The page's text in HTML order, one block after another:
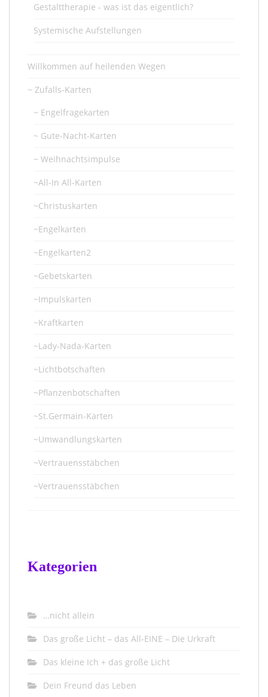
Gestalttherapie - was ist das eigentlich?
Systemische Aufstellungen
Willkommen auf heilenden Wegen
~ Zufalls-Karten
~ Engelfragekarten
~ Gute-Nacht-Karten
~ Weihnachtsimpulse
~All-In All-Karten
~Christuskarten
~Engelkarten
~Engelkarten2
~Gebetskarten
~Impulskarten
~Kraftkarten
~Lady-Nada-Karten
~Lichtbotschaften
~Pflanzenbotschaften
~St.Germain-Karten
~Umwandlungskarten
~Vertrauensstäbchen
~Vertrauensstäbchen
Kategorien
…nicht allein
Das große Licht – das All-EINE – Die Urkraft
Das kleine Ich + das große Licht
Dein Freund das Leben